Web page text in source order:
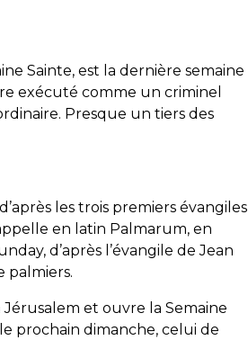
Sainte, est la dernière semaine
exécuté comme un criminel
Presque un tiers des
les trois premiers évangiles
en latin Palmarum, en
d’après l’évangile de Jean
palmiers.
et ouvre la Semaine
prochain dimanche, celui de